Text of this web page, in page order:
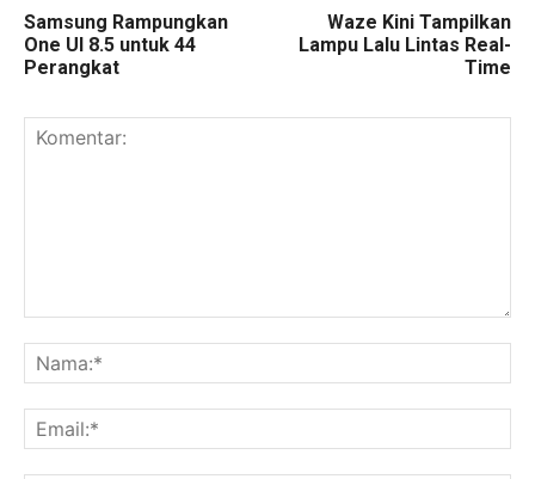
Samsung Rampungkan
One UI 8.5 untuk 44
Perangkat
Waze Kini Tampilkan
Lampu Lalu Lintas Real-
Time